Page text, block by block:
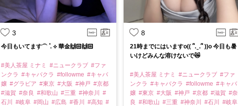
3
今日もいてます⏜ ۫ . ⟡ 華金🙌🏻🙌🏻
#美人茶屋 ミナミ #ニュークラブ #ファ
ンクラ #キャバクラ #followme #キャバ
嬢 #グラビア #東京 #大阪 #神戸 #京都
#滋賀 #奈良 #和歌山 #三重 #神奈川
#
石川
#岐阜 #岡山 #広島 #香川 #高知 #
8
21時までにはいますo(( ՞. ̫ .՞ ))o 今日も暑
いけどみんな溶けないで😿
#美人茶屋 ミナミ #ニュークラブ #ファ
ンクラ #キャバクラ #followme #キャバ
嬢 #東京 #大阪 #神戸 #京都 #滋賀 #奈
良 #和歌山 #三重 #神奈川 #石川
#岐阜